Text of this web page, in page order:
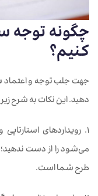
چگونه توجه
کنیم؟
جهت جلب توجه و اعتماد
دهید. این نکات به شرح
1. رویداردهای استارتاپی و استارتاپ‌ویکندهایی که توسط
می‌شود را از دست ندهید؛
طرح شما است.